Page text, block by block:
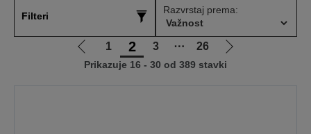
Filteri
Razvrstaj prema:
Idi
na
1 2 3 ⋯ 26
Idi
na
Prikazuje 16 - 30 od 389 stavki